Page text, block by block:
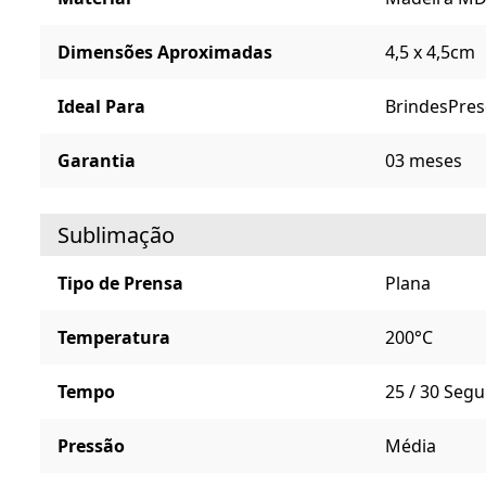
Dimensões Aproximadas 4,5 x 4,5cm
Ideal Para Brindes
Garantia 03 meses
Sublimação
Tipo de Prensa Plana
Temperatura 200°C
Tempo 25 / 30
Pressão Média